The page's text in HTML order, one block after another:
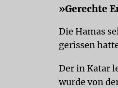
»Gerechte
Die Hamas
gerissen
Der in Katar
wurde von